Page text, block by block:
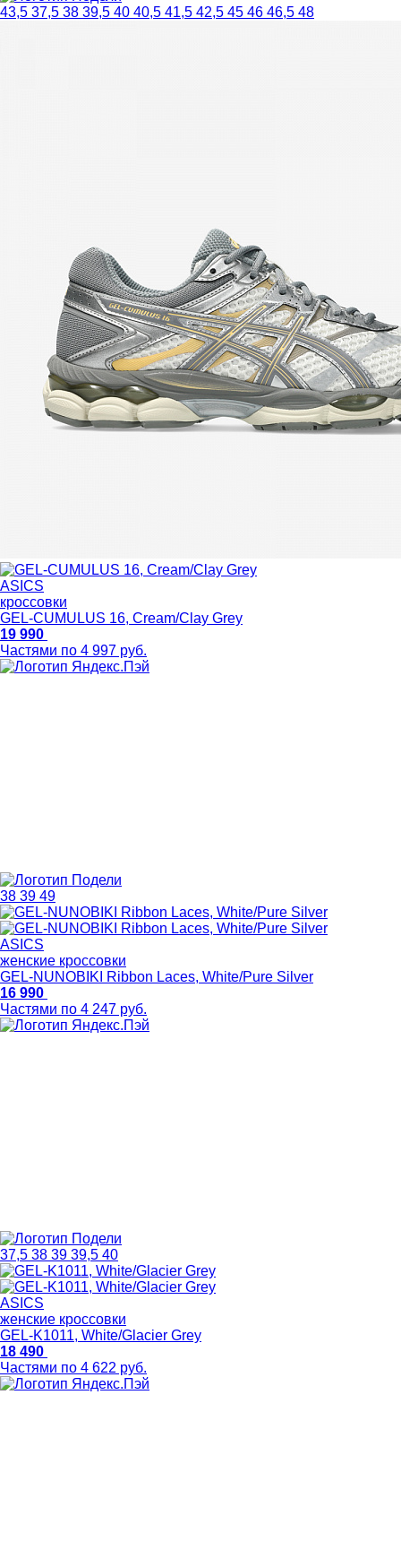
43,5 37,5 38 39,5 40 40,5 41,5 42,5 45 46 46,5 48
ASICS
кроссовки
GEL-CUMULUS 16, Cream/Clay Grey
19 990
Частями по 4 997 руб.
38 39 49
ASICS
женские кроссовки
GEL-NUNOBIKI Ribbon Laces, White/Pure Silver
16 990
Частями по 4 247 руб.
37,5 38 39 39,5 40
ASICS
женские кроссовки
GEL-K1011, White/Glacier Grey
18 490
Частями по 4 622 руб.